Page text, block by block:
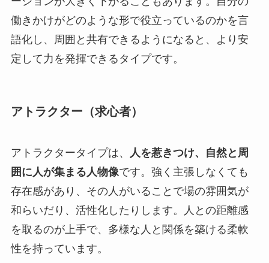
働きかけがどのような形で役立っているのかを言
語化し、周囲と共有できるようになると、より安
定して力を発揮できるタイプです。
アトラクター（求心者）
アトラクタータイプは、
人を惹きつけ、自然と周
囲に人が集まる人物像です。強く主張しなくても
存在感があり、その人がいることで場の雰囲気が
和らいだり、活性化したりします。人との距離感
を取るのが上手で、多様な人と関係を築ける柔軟
性を持っています。